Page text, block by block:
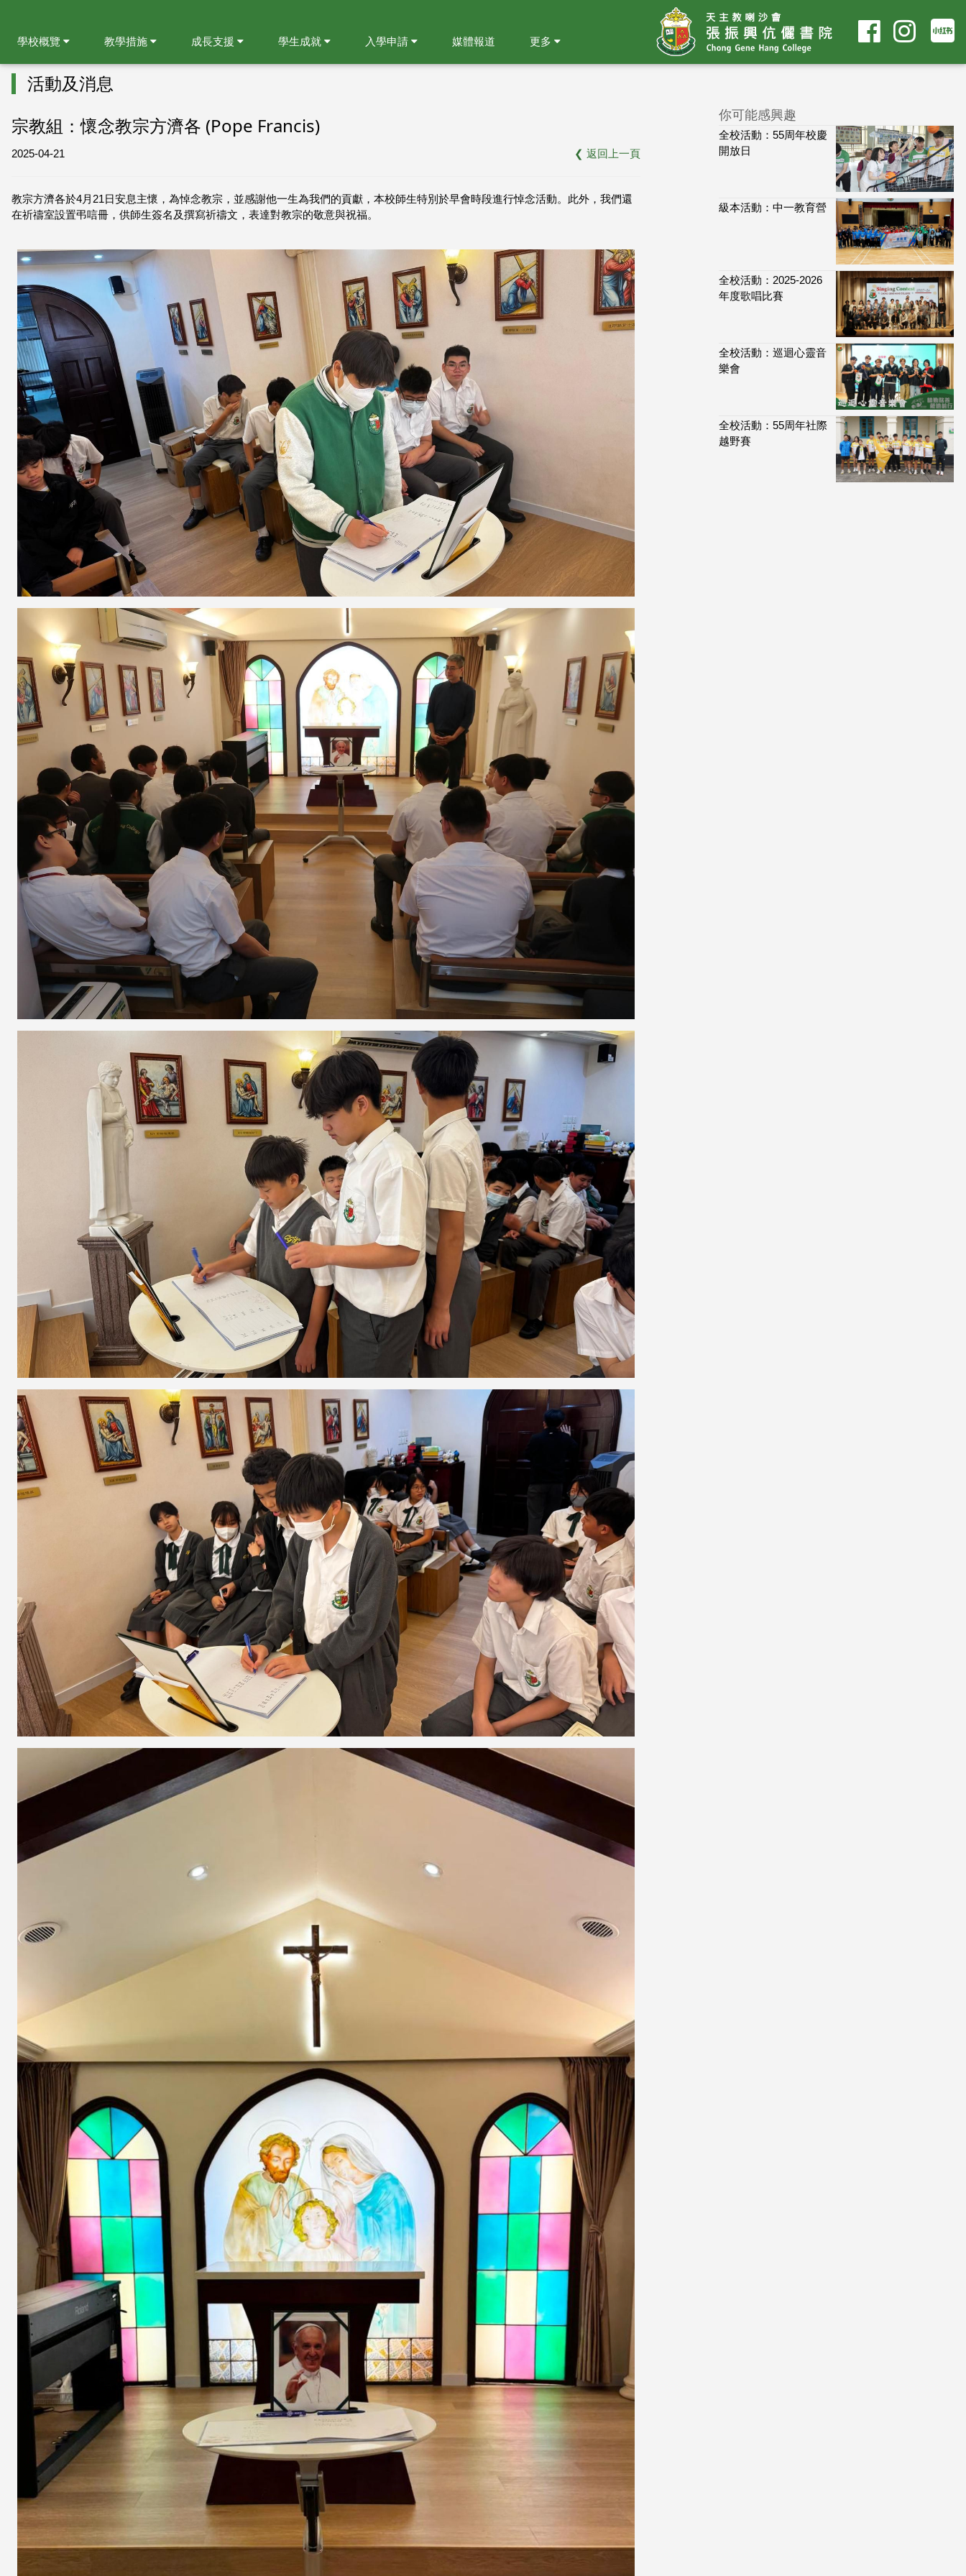
學校概覽 教學措施 成長支援 學生成就 入學申請 媒體報道 更多
活動及消息
宗教組：懷念教宗方濟各 (Pope Francis)
2025-04-21 ❮ 返回上一頁
教宗方濟各於4月21日安息主懷，為悼念教宗，並感謝他一生為我們的貢獻，本校師生特別於早會時段進行悼念活動。此外，我們還
在祈禱室設置弔唁冊，供師生簽名及撰寫祈禱文，表達對教宗的敬意與祝福。
你可能感興趣
全校活動：55周年校慶
開放日
級本活動：中一教育營
全校活動：2025-2026
年度歌唱比賽
全校活動：巡迴心靈音
樂會
全校活動：55周年社際
越野賽